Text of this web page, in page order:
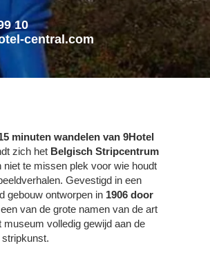
10
central.com
minuten wandelen van 9Hotel
zich het Belgisch Stripcentrum
niet te missen plek voor wie houdt
Gevestigd in een
gebouw ontworpen in 1906 door
van de grote namen van de art
museum volledig gewijd aan de